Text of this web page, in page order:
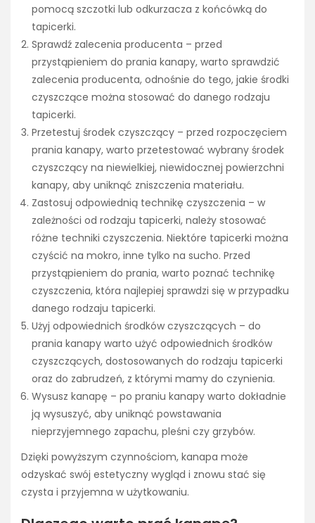
pomocą szczotki lub odkurzacza z końcówką do
tapicerki.
Sprawdź zalecenia producenta – przed
przystąpieniem do prania kanapy, warto sprawdzić
zalecenia producenta, odnośnie do tego, jakie środki
czyszczące można stosować do danego rodzaju
tapicerki.
Przetestuj środek czyszczący – przed rozpoczęciem
prania kanapy, warto przetestować wybrany środek
czyszczący na niewielkiej, niewidocznej powierzchni
kanapy, aby uniknąć zniszczenia materiału.
Zastosuj odpowiednią technikę czyszczenia – w
zależności od rodzaju tapicerki, należy stosować
różne techniki czyszczenia. Niektóre tapicerki można
czyścić na mokro, inne tylko na sucho. Przed
przystąpieniem do prania, warto poznać technikę
czyszczenia, która najlepiej sprawdzi się w przypadku
danego rodzaju tapicerki.
Użyj odpowiednich środków czyszczących – do
prania kanapy warto użyć odpowiednich środków
czyszczących, dostosowanych do rodzaju tapicerki
oraz do zabrudzeń, z którymi mamy do czynienia.
Wysusz kanapę – po praniu kanapy warto dokładnie
ją wysuszyć, aby uniknąć powstawania
nieprzyjemnego zapachu, pleśni czy grzybów.
Dzięki powyższym czynnościom, kanapa może
odzyskać swój estetyczny wygląd i znowu stać się
czysta i przyjemna w użytkowaniu.